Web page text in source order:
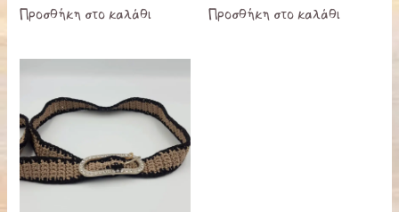
Προσθήκη στο καλάθιεπιλεγούν
σελίδα
προϊόντος
Προσθήκη στο καλάθι